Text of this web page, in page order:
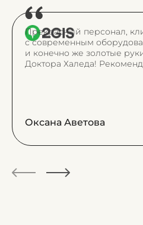
Прекрасный персонал,
с современным
и конечно же золотые
Доктора Халеда!
Оксана Аветова